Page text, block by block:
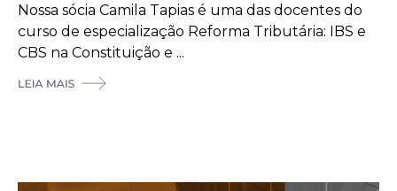
Nossa sócia Camila Tapias é uma das docentes do
curso de especialização Reforma Tributária: IBS e
CBS na Constituição e ...